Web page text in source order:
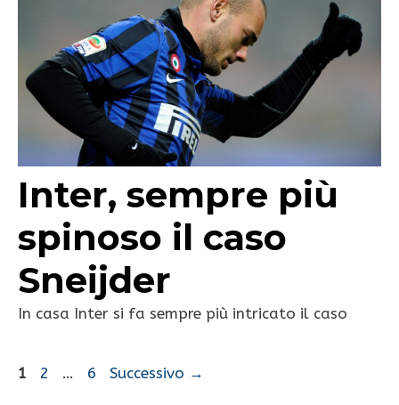
Inter, sempre più
spinoso il caso
Sneijder
In casa Inter si fa sempre più intricato il caso
Pagina
1 Pagina
2 … Pagina
6 Successivo →